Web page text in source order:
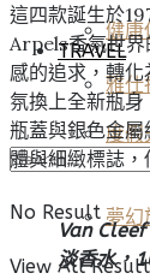
TRAVEL
度假
夢幻
健康
雅仕
No Result
View All Result
這四款誕生於
Arpels香氛世界
感的追求，轉
氛換上全新瓶
瓶蓋與銀色金
體與細緻標誌，
Van
淡香水，